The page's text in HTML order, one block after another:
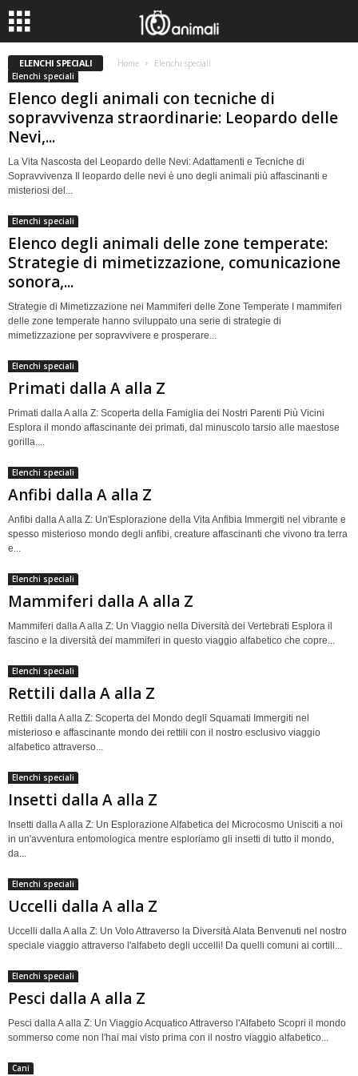
ELENCHI SPECIALI Home
Elenchi speciali
Elenchi speciali
Elenco degli animali con tecniche di
sopravvivenza straordinarie: Leopardo delle
Nevi,...
La Vita Nascosta del Leopardo delle Nevi: Adattamenti e Tecniche di
Sopravvivenza Il leopardo delle nevi è uno degli animali più affascinanti e
misteriosi del...
Elenchi speciali
Elenco degli animali delle zone temperate:
Strategie di mimetizzazione, comunicazione
sonora,...
Strategie di Mimetizzazione nei Mammiferi delle Zone Temperate I mammiferi
delle zone temperate hanno sviluppato una serie di strategie di
mimetizzazione per sopravvivere e prosperare...
Elenchi speciali
Primati dalla A alla Z
Primati dalla A alla Z: Scoperta della Famiglia dei Nostri Parenti Più Vicini
Esplora il mondo affascinante dei primati, dal minuscolo tarsio alle maestose
gorilla....
Elenchi speciali
Anfibi dalla A alla Z
Anfibi dalla A alla Z: Un'Esplorazione della Vita Anfibia Immergiti nel vibrante e
spesso misterioso mondo degli anfibi, creature affascinanti che vivono tra terra
e...
Elenchi speciali
Mammiferi dalla A alla Z
Mammiferi dalla A alla Z: Un Viaggio nella Diversità dei Vertebrati Esplora il
fascino e la diversità dei mammiferi in questo viaggio alfabetico che copre...
Elenchi speciali
Rettili dalla A alla Z
Rettili dalla A alla Z: Scoperta del Mondo degli Squamati Immergiti nel
misterioso e affascinante mondo dei rettili con il nostro esclusivo viaggio
alfabetico attraverso...
Elenchi speciali
Insetti dalla A alla Z
Insetti dalla A alla Z: Un Esplorazione Alfabetica del Microcosmo Unisciti a noi
in un'avventura entomologica mentre esploriamo gli insetti di tutto il mondo,
da...
Elenchi speciali
Uccelli dalla A alla Z
Uccelli dalla A alla Z: Un Volo Attraverso la Diversità Alata Benvenuti nel nostro
speciale viaggio attraverso l'alfabeto degli uccelli! Da quelli comuni ai cortili...
Elenchi speciali
Pesci dalla A alla Z
Pesci dalla A alla Z: Un Viaggio Acquatico Attraverso l'Alfabeto Scopri il mondo
sommerso come non l'hai mai visto prima con il nostro viaggio alfabetico...
Cani